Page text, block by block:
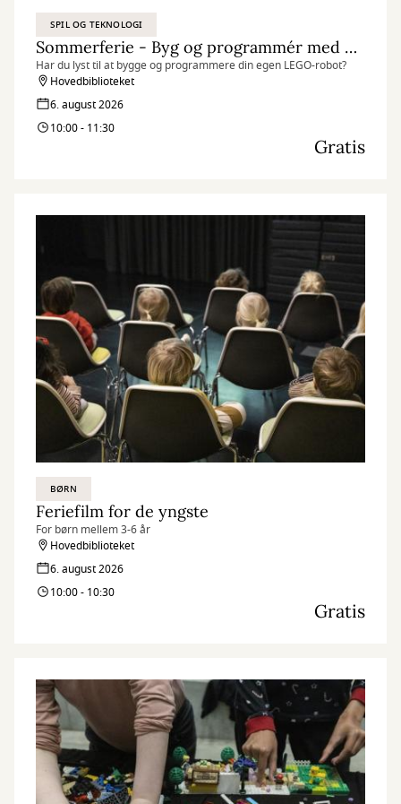
SPIL OG TEKNOLOGI
Sommerferie - Byg og programmér med LEGO Spike
Har du lyst til at bygge og programmere din egen LEGO-robot?
Hovedbiblioteket
6. august 2026
10:00 - 11:30
Gratis
BØRN
Feriefilm for de yngste
For børn mellem 3-6 år
Hovedbiblioteket
6. august 2026
10:00 - 10:30
Gratis